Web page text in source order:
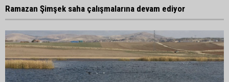
Ramazan Şimşek saha çalışmalarına devam ediyor